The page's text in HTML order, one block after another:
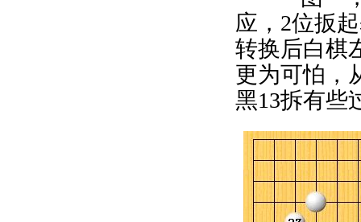
应，2位扳
转换后白棋
更为可怕，
黑13拆有些